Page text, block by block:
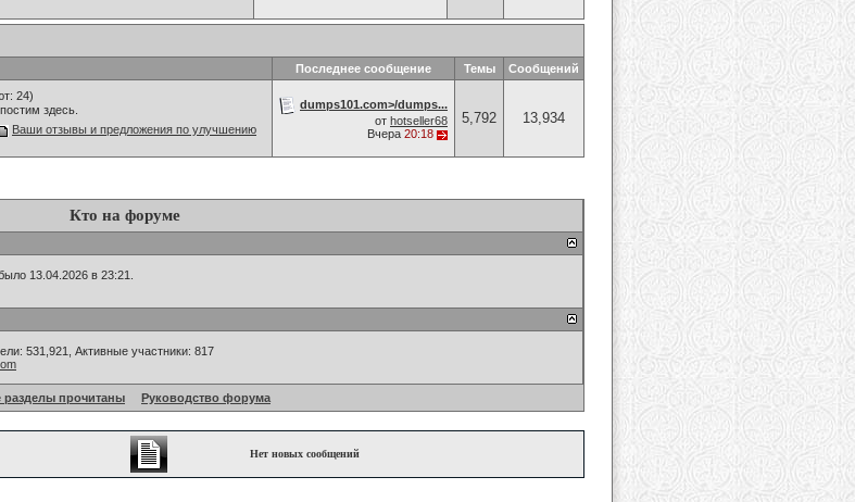
Последнее сообщение Темы Сообщений
24)
здесь.
Ваши отзывы и предложения по улучшению
dumps101.com>/dumps...
от hotseller68
Вчера 20:18
5,792 13,934
Кто на форуме
13.04.2026 в 23:21.
531,921, Активные участники: 817
разделы прочитаны Руководство форума
Нет новых сообщений